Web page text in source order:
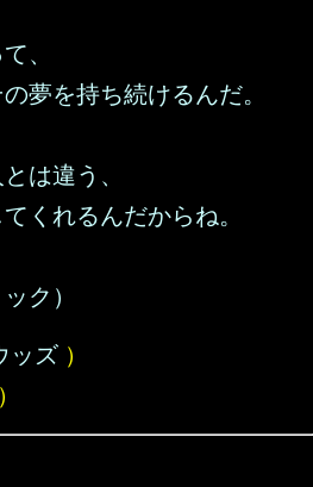
、
夢を持ち続けるんだ。
は違う、
くれるんだからね。
ク）
ッズ ）
）